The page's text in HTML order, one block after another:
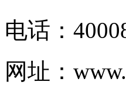
电话：
网址：